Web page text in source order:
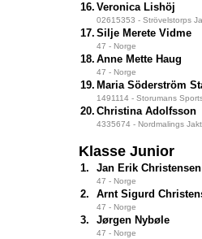
16. Veronica Lishöj
02615353 - Strövelstorps
17. Silje Merete Vidme
47 - Norge
18. Anne Mette Haug
47 - Norge
19. Maria Söderström
1491114 - Storumans
20. Christina Adolfsson
4335674 - Nordmalings
Klasse Junior
1. Jan Erik Christensen
47 - Norge
2. Arnt Sigurd
47 - Norge
3. Jørgen Nybøle
47 - Norge